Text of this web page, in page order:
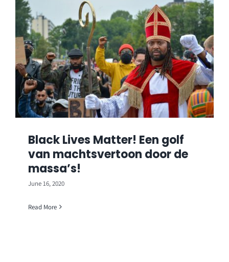
Black Lives Matter! Een golf
van machtsvertoon door de
massa’s!
June 16, 2020
Read More